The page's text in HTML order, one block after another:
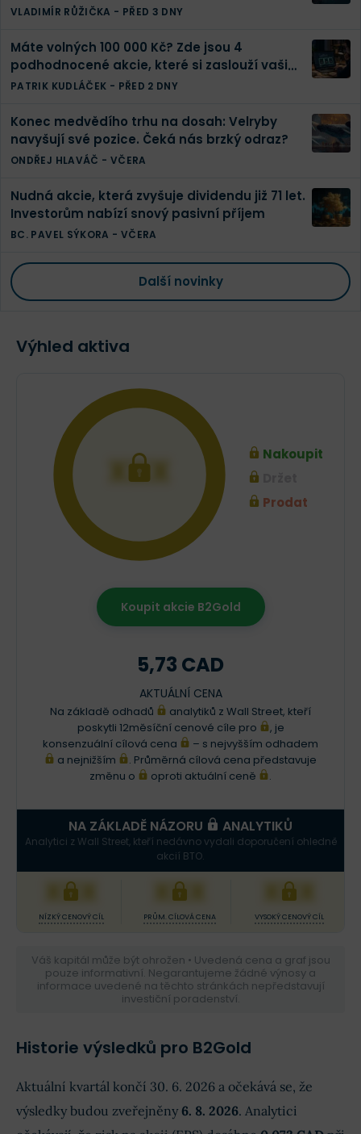
VLADIMÍR RŮŽIČKA - PŘED 3 DNY
Máte volných 100 000 Kč? Zde jsou 4
podhodnocené akcie, které si zaslouží vaši
pozornost
PATRIK KUDLÁČEK - PŘED 2 DNY
Konec medvědího trhu na dosah: Velryby
navyšují své pozice. Čeká nás brzký odraz?
ONDŘEJ HLAVÁČ - VČERA
Nudná akcie, která zvyšuje dividendu již 71 let.
Investorům nabízí snový pasivní příjem
BC. PAVEL SÝKORA - VČERA
Další novinky
Výhled aktiva
XXX
Nakoupit
Prodat
Koupit akcie B2Gold
5,73 CAD
AKTUÁLNÍ CENA
Na základě odhadů
analytiků z Wall Street, kteří
poskytli 12měsíční cenové cíle pro
, je
konsenzuální cílová cena
– s nejvyšším odhadem
a nejnižším
. Průměrná cílová cena představuje
změnu o
oproti aktuální ceně .
NA ZÁKLADĚ NÁZORU ANALYTIKŮ
Analytici z Wall Street, kteří nedávno vydali doporučení ohledně
akcií BTO.
XXX
NÍZKÝ CENOVÝ CÍL
XXX
PRŮM. CÍLOVÁ CENA
XXX
VYSOKÝ CENOVÝ CÍL
Váš kapitál může být ohrožen • Uvedená cena a graf jsou
pouze informativní. Negarantujeme žádné výnosy a
informace uvedené na těchto stránkách nepředstavují
investiční poradenství.
Historie výsledků pro B2Gold
Aktuální kvartál končí 30. 6. 2026 a očekává se, že
výsledky budou zveřejněny 6. 8. 2026. Analytici